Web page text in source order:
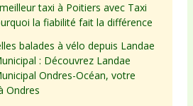
taxi à Poitiers avec Taxi
la fiabilité fait la différence
balades à vélo depuis Landae
: Découvrez Landae
Ondres-Océan, votre
Ondres